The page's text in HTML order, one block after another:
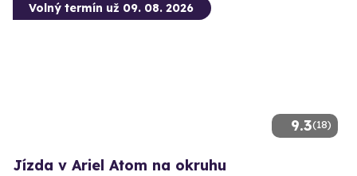
9.3(18)
Volný termín už 09. 08. 2026
Jízda v Ariel Atom na okruhu